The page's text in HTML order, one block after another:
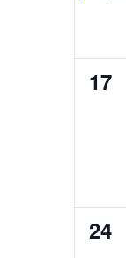
0
17
0
24